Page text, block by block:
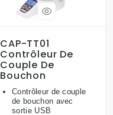
CAP-TT01
Contrôleur De
Couple De
Bouchon
Contrôleur de couple
de bouchon avec
sortie USB